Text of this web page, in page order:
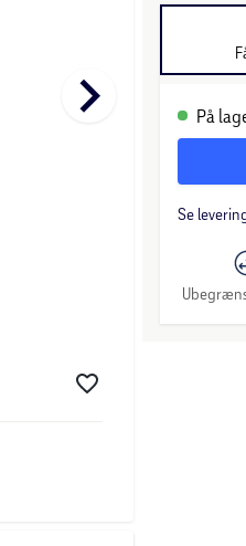
keyboard_arrow_right På
Se